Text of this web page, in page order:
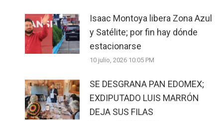
Isaac Montoya libera Zona Azul
y Satélite; por fin hay dónde
estacionarse
10 julio, 2026 10:05 PM
SE DESGRANA PAN EDOMEX;
EXDIPUTADO LUIS MARRÓN
DEJA SUS FILAS